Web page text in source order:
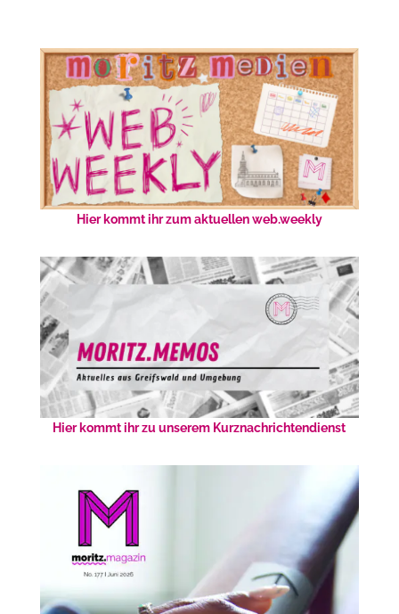
Hier kommt ihr zum aktuellen web.weekly
Hier kommt ihr zu unserem Kurznachrichtendienst